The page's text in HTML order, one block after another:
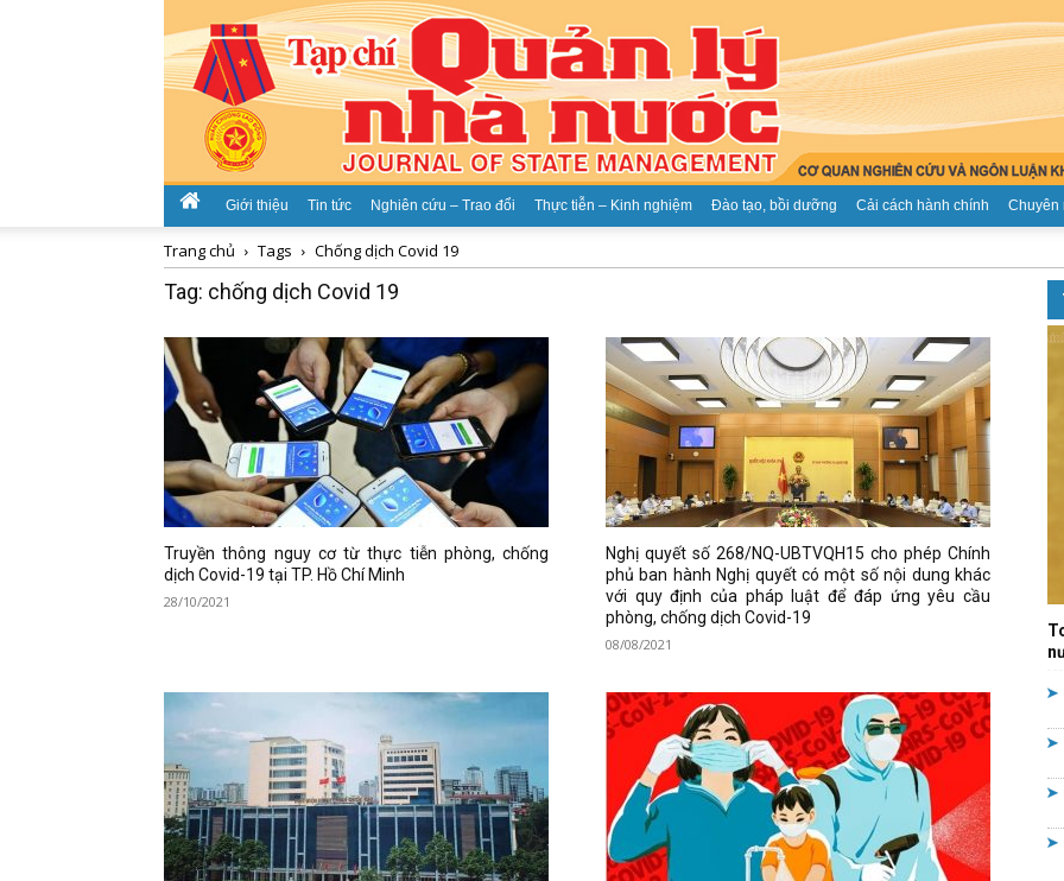
chí
Quản
lý
Giới thiệu Tin tức Nghiên cứu – Trao đổi Thực tiễn – Kinh nghiệm Đào tạo, bồi dưỡng Cải cách hành chính Chuyên
Trang chủ Tags Chống dịch Covid 19
Tag: chống dịch Covid 19
Truyền thông nguy cơ từ thực tiễn phòng, chống
dịch Covid-19 tại TP. Hồ Chí Minh
28/10/2021
Nghị quyết số 268/NQ-UBTVQH15 cho phép Chính
phủ ban hành Nghị quyết có một số nội dung khác
với quy định của pháp luật để đáp ứng yêu cầu
phòng, chống dịch Covid-19
08/08/2021